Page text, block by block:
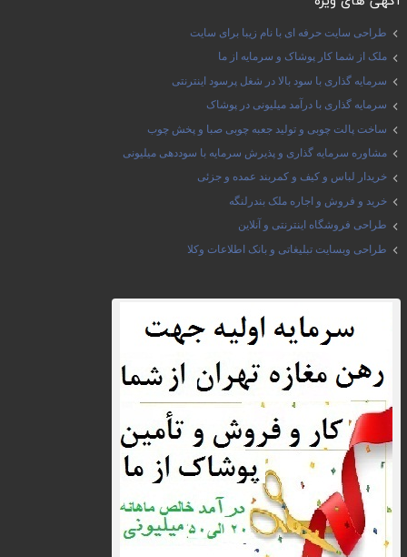
طراحی سایت حرفه ای با نام زیبا برای سایت
ملک از شما کار پوشاک و سرمایه از ما
سرمایه گذاری با سود بالا در شغل پرسود اینترنتی
سرمایه گذاری با درآمد میلیونی در پوشاک
ساخت پالت چوبی و تولید جعبه چوبی صبا و پخش چوب
مشاوره سرمایه گذاری و پذیرش سرمایه با سوددهی میلیونی
خریدار لباس و کیف و کمربند عمده و جزئی
خرید و فروش و اجاره ملک بندرلنگه
طراحی فروشگاه اینترنتی و آنلاین
طراحی وبسایت تبلیغاتی و بانک اطلاعات وکلا